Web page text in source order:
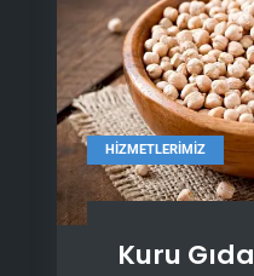
HIZMETLERIMIZ
Kuru Gıda